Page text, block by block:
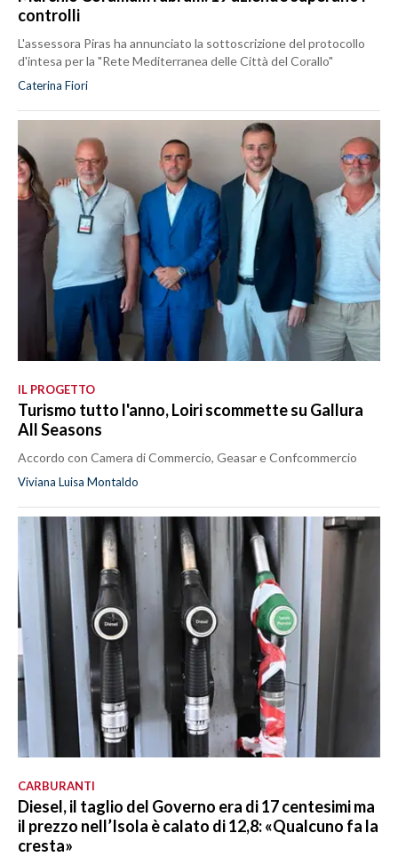
controlli
L'assessora Piras ha annunciato la sottoscrizione del protocollo
d'intesa per la "Rete Mediterranea delle Città del Corallo"
Caterina Fiori
IL PROGETTO
Turismo tutto l'anno, Loiri scommette su Gallura
All Seasons
Accordo con Camera di Commercio, Geasar e Confcommercio
Viviana Luisa Montaldo
CARBURANTI
Diesel, il taglio del Governo era di 17 centesimi ma
il prezzo nell’Isola è calato di 12,8: «Qualcuno fa la
cresta»